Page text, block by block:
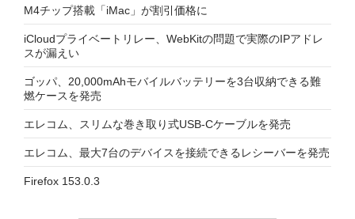
M4チップ搭載「iMac」が割引価格に
iCloudプライベートリレー、WebKitの問題で実際のIPアドレ
スが漏えい
ゴッパ、20,000mAhモバイルバッテリーを3台収納できる難
燃ケースを発売
エレコム、スリムな巻き取り式USB-Cケーブルを発売
エレコム、最大7台のデバイスを接続できるレシーバーを発売
Firefox 153.0.3